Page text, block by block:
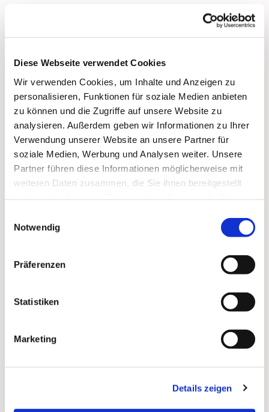
Diese Webseite verwendet Cookies
Wir verwenden Cookies, um Inhalte und Anzeigen zu
personalisieren, Funktionen für soziale Medien anbieten
zu können und die Zugriffe auf unsere Website zu
analysieren. Außerdem geben wir Informationen zu Ihrer
Verwendung unserer Website an unsere Partner für
soziale Medien, Werbung und Analysen weiter. Unsere
Partner führen diese Informationen möglicherweise mit
weiteren Daten zusammen, die Sie ihnen bereitgestellt
Notwendig
Präferenzen
Statistiken
Marketing
Details zeigen